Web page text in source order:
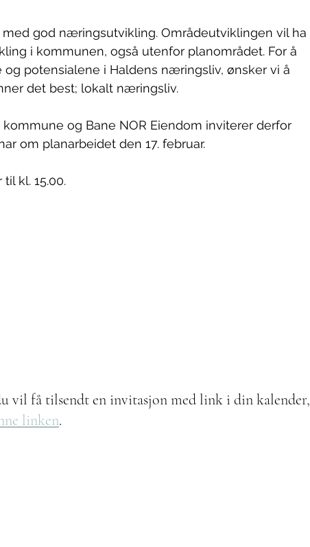
god næringsutvikling. Områdeutviklingen vil ha
i kommunen, også utenfor planområdet. For å
potensialene i Haldens næringsliv, ønsker vi å
det best; lokalt næringsliv.
og Bane NOR Eiendom inviterer derfor
om planarbeidet den 17. februar.
kl. 15.00.
vil få tilsendt en invitasjon med link i din kalender,
linken.